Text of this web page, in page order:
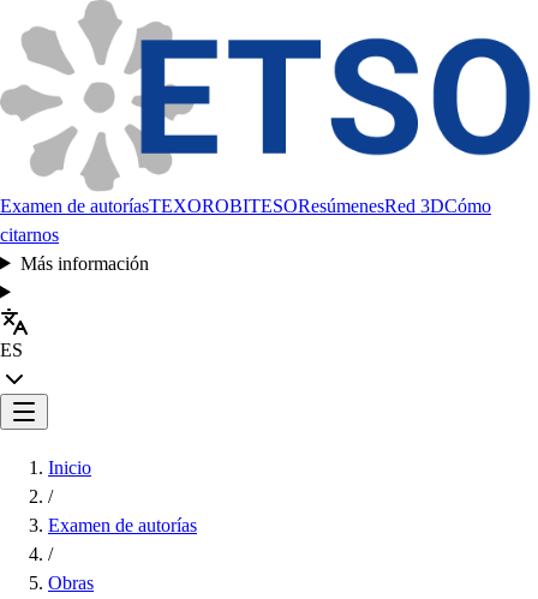
Examen de autoríasTEXOROBITESOResúmenesRed 3DCómo
citarnos
Más información
ES
Inicio
/
Examen de autorías
/
Obras